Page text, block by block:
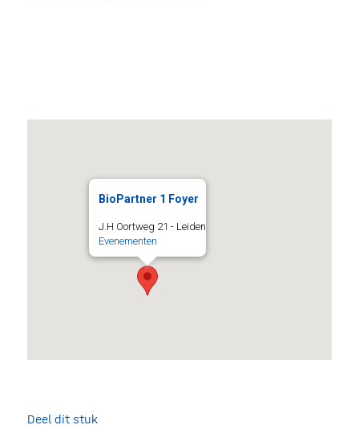
BioPartner 1 Foyer
J.H Oortweg 21 - Leiden
Evenementen
Deel dit stuk